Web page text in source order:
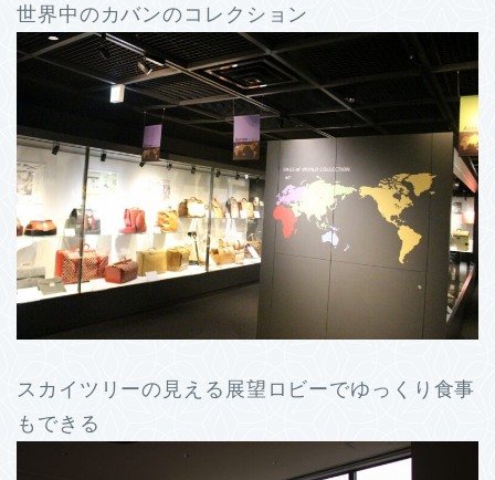
世界中のカバンのコレクション
スカイツリーの見える展望ロビーでゆっくり食事
もできる